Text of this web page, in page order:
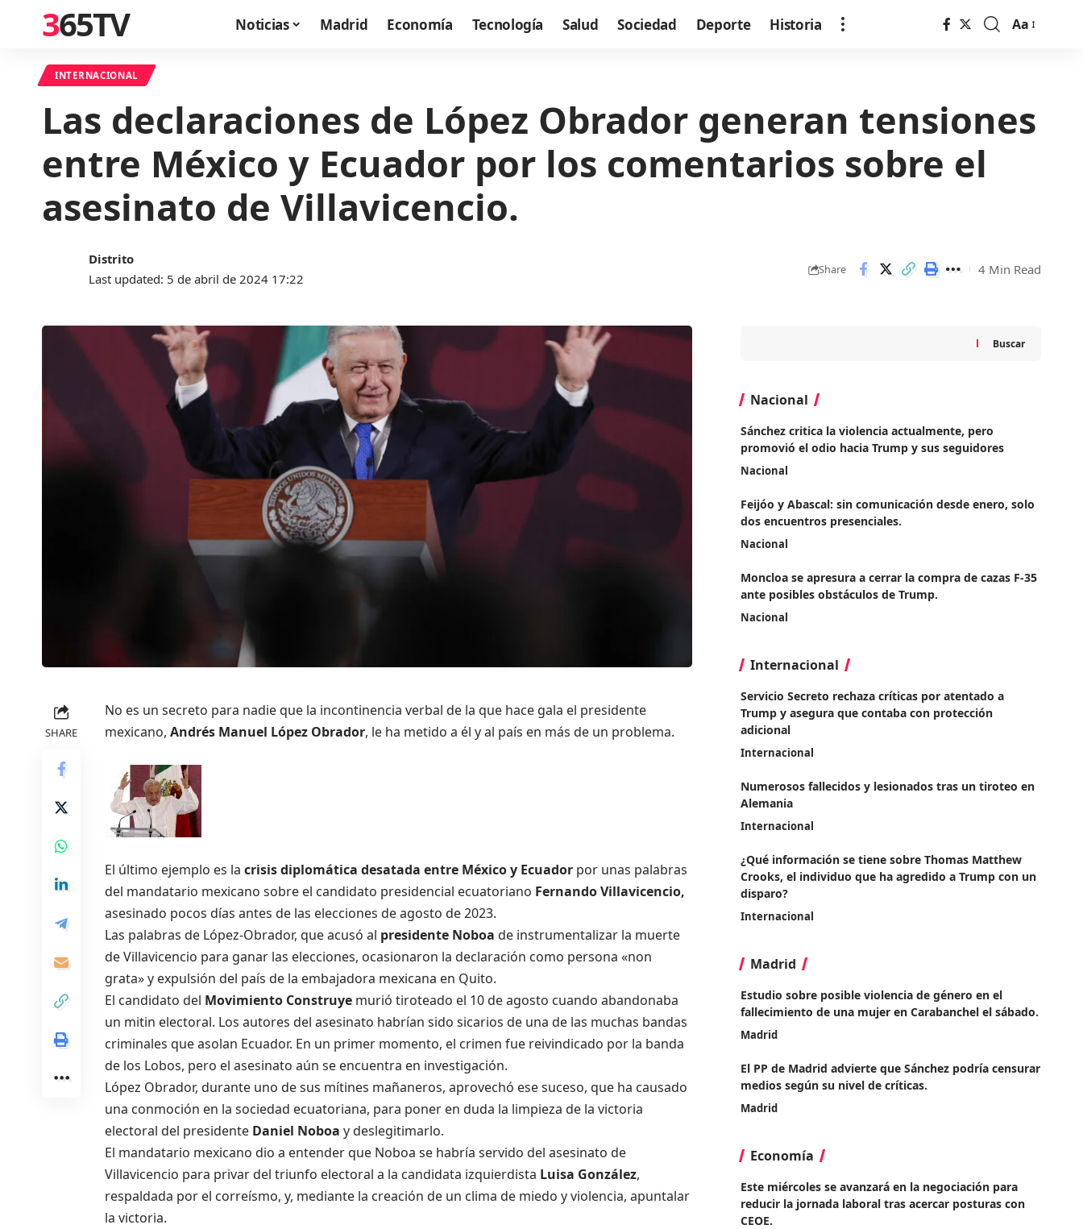
365TV Noticias Madrid Economía Tecnología Salud Sociedad Deporte Historia
Font
Aa
INTERNACIONAL
Las declaraciones de López Obrador generan tensiones
entre México y Ecuador por los comentarios sobre el
asesinato de Villavicencio.
Last updated: 5 de abril de 2024 17:22
Distrito
Share 4 Min Read
SHARE
No es un secreto para nadie que la incontinencia verbal de la que hace gala el presidente
mexicano, Andrés Manuel López Obrador, le ha metido a él y al país en más de un problema.
El último ejemplo es la crisis diplomática desatada entre México y Ecuador por unas palabras
del mandatario mexicano sobre el candidato presidencial ecuatoriano Fernando Villavicencio,
asesinado pocos días antes de las elecciones de agosto de 2023.
Las palabras de López-Obrador, que acusó al presidente Noboa de instrumentalizar la muerte
de Villavicencio para ganar las elecciones, ocasionaron la declaración como persona «non
grata» y expulsión del país de la embajadora mexicana en Quito.
El candidato del Movimiento Construye murió tiroteado el 10 de agosto cuando abandonaba
un mitin electoral. Los autores del asesinato habrían sido sicarios de una de las muchas bandas
criminales que asolan Ecuador. En un primer momento, el crimen fue reivindicado por la banda
de los Lobos, pero el asesinato aún se encuentra en investigación.
López Obrador, durante uno de sus mítines mañaneros, aprovechó ese suceso, que ha causado
una conmoción en la sociedad ecuatoriana, para poner en duda la limpieza de la victoria
electoral del presidente Daniel Noboa y deslegitimarlo.
El mandatario mexicano dio a entender que Noboa se habría servido del asesinato de
Villavicencio para privar del triunfo electoral a la candidata izquierdista Luisa González,
respaldada por el correísmo, y, mediante la creación de un clima de miedo y violencia, apuntalar
la victoria.
Buscar
Nacional
Sánchez critica la violencia actualmente, pero
promovió el odio hacia Trump y sus seguidores
Nacional
Feijóo y Abascal: sin comunicación desde enero, solo
dos encuentros presenciales.
Nacional
Moncloa se apresura a cerrar la compra de cazas F-35
ante posibles obstáculos de Trump.
Nacional
Internacional
Servicio Secreto rechaza críticas por atentado a
Trump y asegura que contaba con protección
adicional
Internacional
Numerosos fallecidos y lesionados tras un tiroteo en
Alemania
Internacional
¿Qué información se tiene sobre Thomas Matthew
Crooks, el individuo que ha agredido a Trump con un
disparo?
Internacional
Madrid
Estudio sobre posible violencia de género en el
fallecimiento de una mujer en Carabanchel el sábado.
Madrid
El PP de Madrid advierte que Sánchez podría censurar
medios según su nivel de críticas.
Madrid
Economía
Este miércoles se avanzará en la negociación para
reducir la jornada laboral tras acercar posturas con
CEOE.